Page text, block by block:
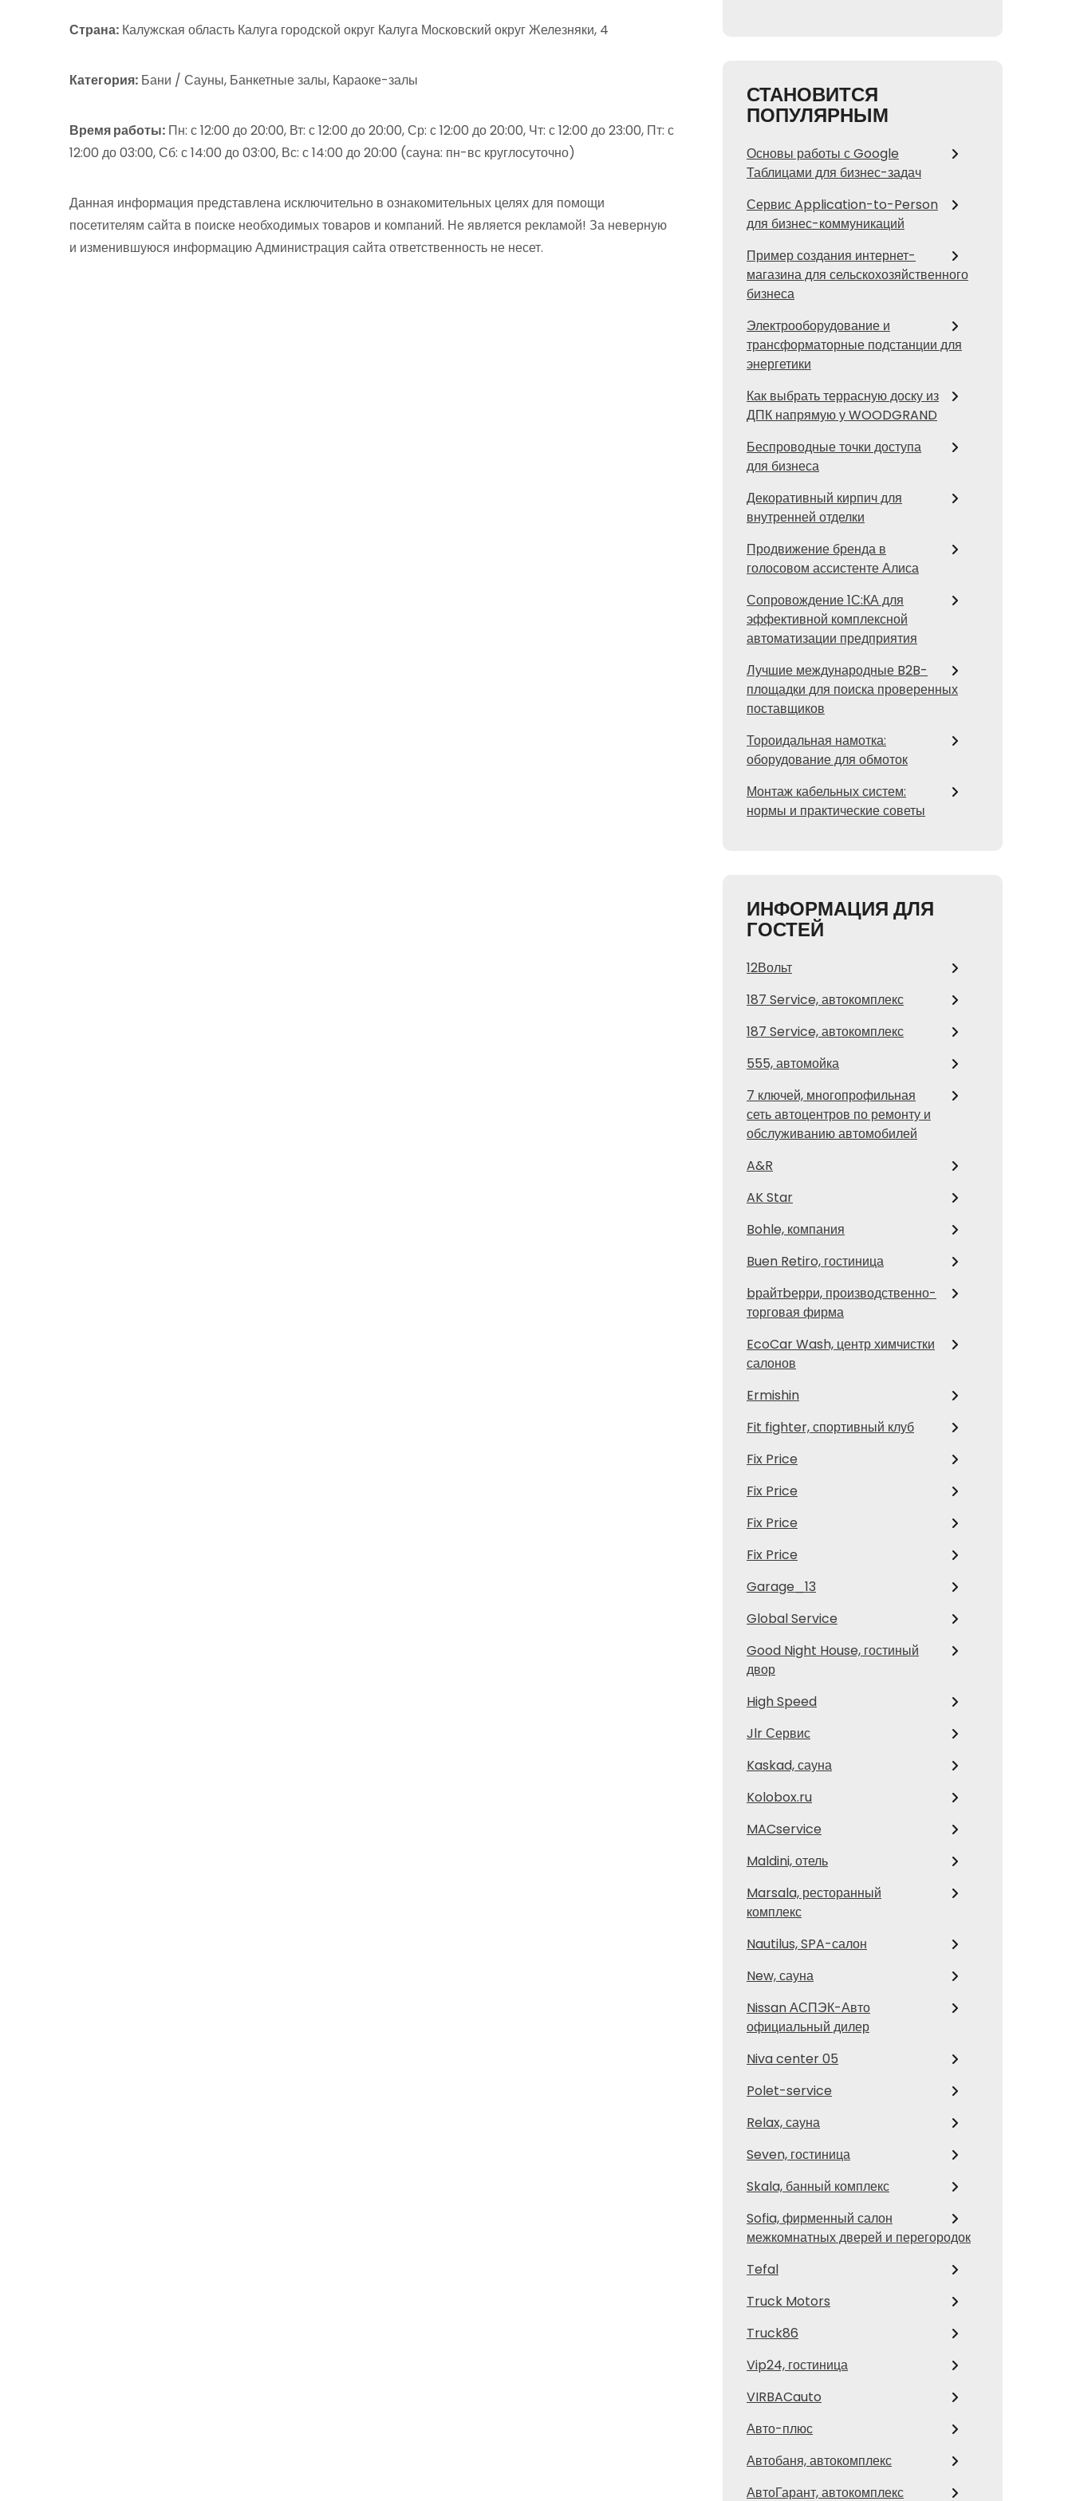
Страна: Калужская область Калуга городской округ Калуга Московский округ Железняки, 4
Категория: Бани / Сауны, Банкетные залы, Караоке-залы
Время работы: Пн: с 12:00 до 20:00, Вт: с 12:00 до 20:00, Ср: с 12:00 до 20:00, Чт: с 12:00 до 23:00, Пт: с
12:00 до 03:00, Сб: с 14:00 до 03:00, Вс: с 14:00 до 20:00 (сауна: пн-вс круглосуточно)
Данная информация представлена исключительно в ознакомительных целях для помощи
посетителям сайта в поиске необходимых товаров и компаний. Не является рекламой! За неверную
и изменившуюся информацию Администрация сайта ответственность не несет.
СТАНОВИТСЯ
ПОПУЛЯРНЫМ
Основы работы с Google
Таблицами для бизнес-задач
Сервис Application-to-Person
для бизнес-коммуникаций
Пример создания интернет-
магазина для сельскохозяйственного
бизнеса
Электрооборудование и
трансформаторные подстанции для
энергетики
Как выбрать террасную доску из
ДПК напрямую у WOODGRAND
Беспроводные точки доступа
для бизнеса
Декоративный кирпич для
внутренней отделки
Продвижение бренда в
голосовом ассистенте Алиса
Сопровождение 1С:КА для
эффективной комплексной
автоматизации предприятия
Лучшие международные B2B-
площадки для поиска проверенных
поставщиков
Тороидальная намотка:
оборудование для обмоток
Монтаж кабельных систем:
нормы и практические советы
ИНФОРМАЦИЯ ДЛЯ
ГОСТЕЙ
12Вольт
187 Service, автокомплекс
187 Service, автокомплекс
555, автомойка
7 ключей, многопрофильная
сеть автоцентров по ремонту и
обслуживанию автомобилей
A&R
AK Star
Bohle, компания
Buen Retiro, гостиница
bрайтbерри, производственно-
торговая фирма
EcoCar Wash, центр химчистки
салонов
Ermishin
Fit fighter, спортивный клуб
Fix Price
Fix Price
Fix Price
Fix Price
Garage_13
Global Service
Good Night House, гостиный
двор
High Speed
Jlr Сервис
Kaskad, сауна
Kolobox.ru
MACservice
Maldini, отель
Marsala, ресторанный
комплекс
Nautilus, SPA-салон
New, сауна
Nissan АСПЭК-Авто
официальный дилер
Niva center 05
Polet-service
Relax, сауна
Seven, гостиница
Skala, банный комплекс
Sofia, фирменный салон
межкомнатных дверей и перегородок
Tefal
Truck Motors
Truck86
Vip24, гостиница
VIRBACauto
Авто-плюс
Автобаня, автокомплекс
АвтоГарант, автокомплекс